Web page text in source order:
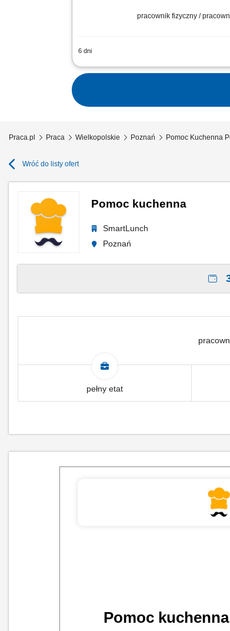
pracownik fizyczny /
6 dni
Zakres obowiązków: Dbanie
Praca.pl Praca Wielkopolskie Poznań Pomoc Kuchenna
Wróć do listy ofert
Pomoc kuchenna
SmartLunch
Poznań
pełny etat
Pomoc kuchenna